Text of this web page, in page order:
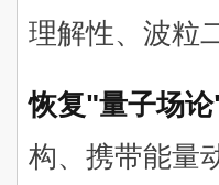
理解性、波粒
恢复"量子场论
构、携带能量